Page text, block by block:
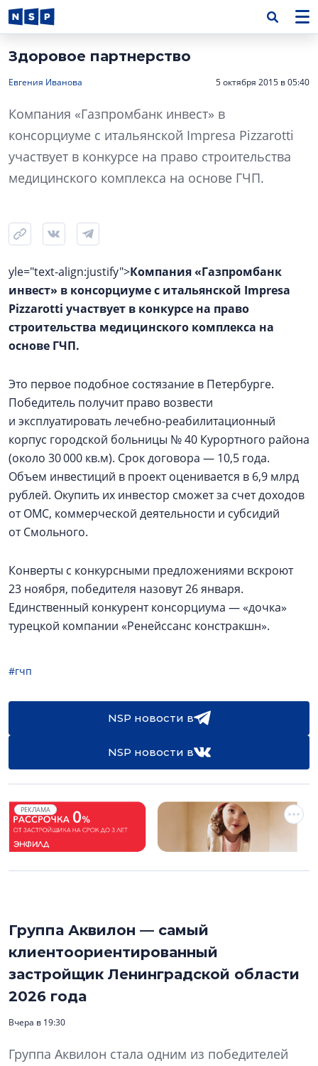
Здоровое партнерство
Евгения Иванова 5 октября 2015 в 05:40
Компания «Газпромбанк инвест» в
консорциуме с итальянской Impresa Pizzarotti
участвует в конкурсе на право строительства
медицинского комплекса на основе ГЧП.
yle="text-align:justify">Компания «Газпромбанк
инвест» в консорциуме с итальянской Impresa
Pizzarotti участвует в конкурсе на право
строительства медицинского комплекса на
основе ГЧП.
Это первое подобное состязание в Петербурге.
Победитель получит право возвести
и эксплуатировать лечебно-реабилитационный
корпус городской больницы № 40 Курортного района
(около 30 000 кв.м). Срок договора — 10,5 года.
Объем инвестиций в проект оценивается в 6,9 млрд
рублей. Окупить их инвестор сможет за счет доходов
от ОМС, коммерческой деятельности и субсидий
от Смольного.
Конверты с конкурсными предложениями вскроют
23 ноября, победителя назовут 26 января.
Единственный конкурент консорциума — «дочка»
турецкой компании «Ренейссанс констракшн».
#гчп
NSP новости в
NSP новости в
РЕКЛАМА
Группа Аквилон — самый
клиентоориентированный
застройщик Ленинградской области
2026 года
Вчера в 19:30
Группа Аквилон стала одним из победителей